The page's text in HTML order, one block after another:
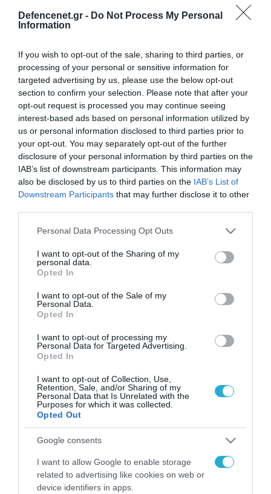
Defencenet.gr - Do Not Process My Personal
Information
If you wish to opt-out of the sale, sharing to third parties, or
processing of your personal or sensitive information for
targeted advertising by us, please use the below opt-out
section to confirm your selection. Please note that after your
opt-out request is processed you may continue seeing
interest-based ads based on personal information utilized by
us or personal information disclosed to third parties prior to
your opt-out. You may separately opt-out of the further
disclosure of your personal information by third parties on the
IAB’s list of downstream participants. This information may
also be disclosed by us to third parties on the IAB’s List of
Downstream Participants that may further disclose it to other
Please note that this website/app uses one or more Google
not limited to your visit or usage behaviour. You may click to
grant or deny consent to Google and its third-party tags to
use your data for below specified purposes in below Google
consent section.
Personal Data Processing Opt Outs
I want to opt-out of the Sharing of my
personal data.
Opted In
I want to opt-out of the Sale of my
Personal Data.
Opted In
I want to opt-out of processing my
Personal Data for Targeted Advertising.
Opted In
I want to opt-out of Collection, Use,
Retention, Sale, and/or Sharing of my
Personal Data that Is Unrelated with the
Purposes for which it was collected.
Opted Out
Google consents
I want to allow Google to enable storage
related to advertising like cookies on web or
device identifiers in apps.
25.09.2025 | 14:30
Κύπρος: Νεκρός 67χρονος μετά από επίθεση
αλόγου στον ιππόδρομο Λευκωσίας
Ο εργαζόμενος στον Ιππόδρομο προσπάθησε να
σταματήσει το αφηνιασμένο άλογο
07.08.2026 | 19:02
Απετράπη το εγχείρημα
Ουκρανών για αντεπίθεση στο
Κολομίγτσι: Δείτε το πριν & το
μετά της προσπάθειάς τους
(βίντεο)
07.08.2026
Στρατηγική επένδυση του